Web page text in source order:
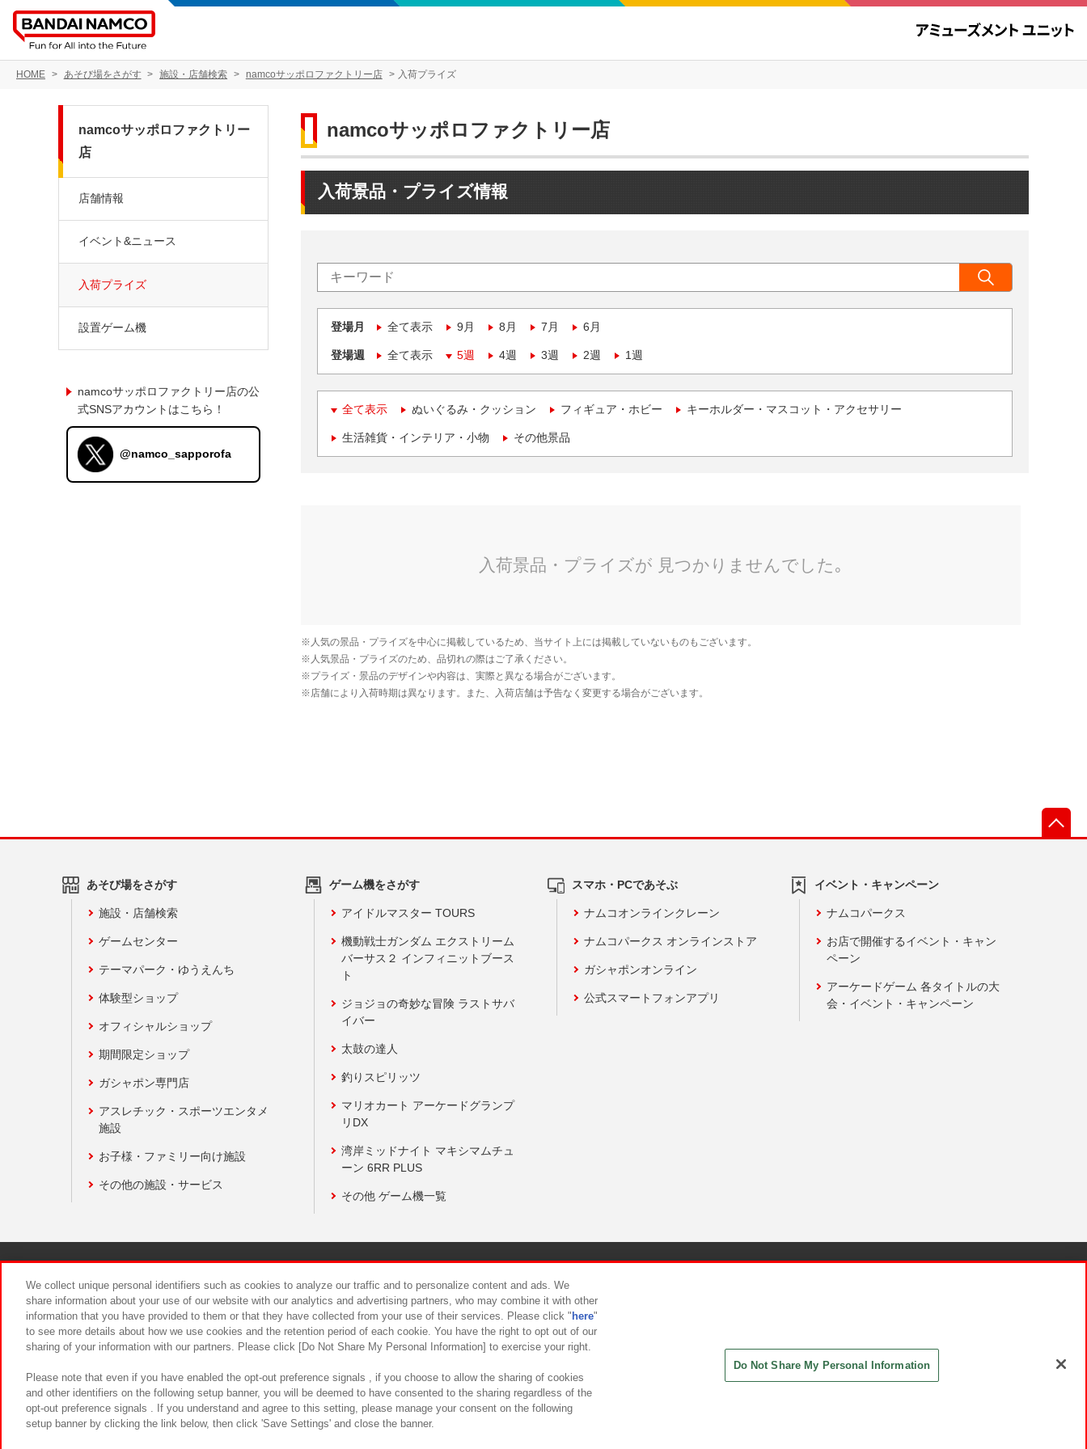
HOME あそび場をさがす 施設・店舗検索 namcoサッポロファクトリー店 入荷プライズ
namcoサッポロファクトリー店
入荷景品・プライズ情報
登場月 全て表示 9月 8月 7月 6月
登場週 全て表示 5週 4週 3週 2週 1週
全て表示 ぬいぐるみ・クッション フィギュア・ホビー キーホルダー・マスコット・アクセサリー
生活雑貨・インテリア・小物 その他景品
namcoサッポロファクトリー
店
店舗情報
イベント&ニュース
入荷プライズ
設置ゲーム機
namcoサッポロファクトリー店の公
式SNSアカウントはこちら！
@namco_sapporofa
あそび場をさがす
施設・店舗検索
ゲームセンター
テーマパーク・ゆうえんち
体験型ショップ
オフィシャルショップ
期間限定ショップ
ガシャポン専門店
アスレチック・スポーツエンタメ
施設
お子様・ファミリー向け施設
その他の施設・サービス
ゲーム機をさがす
アイドルマスター TOURS
機動戦士ガンダム エクストリーム
バーサス２ インフィニットブース
ト
ジョジョの奇妙な冒険 ラストサバ
イバー
太鼓の達人
釣りスピリッツ
マリオカート アーケードグランプ
リDX
湾岸ミッドナイト マキシマムチュ
ーン 6RR PLUS
その他 ゲーム機一覧
スマホ・PCであそぶ
ナムコオンラインクレーン
ナムコパークス オンラインストア
ガシャポンオンライン
公式スマートフォンアプリ
イベント・キャンペーン
ナムコパークス
お店で開催するイベント・キャン
ペーン
アーケードゲーム 各タイトルの大
会・イベント・キャンペーン
食品のご提供について カスタマーハラスメント対応方針
We collect unique personal identifiers such as cookies to analyze our traffic and to personalize content and ads. We
share information about your use of our website with our analytics and advertising partners, who may combine it with other
information that you have provided to them or that they have collected from your use of their services. Please click " here"
to see more details about how we use cookies and the retention period of each cookie. You have the right to opt out of our
sharing of your information with our partners. Please click [Do Not Share My Personal Information] to exercise your right.
Please note that even if you have enabled the opt-out preference signals , if you choose to allow the sharing of cookies
and other identifiers on the following setup banner, you will be deemed to have consented to the sharing regardless of the
opt-out preference signals . If you understand and agree to this setting, please manage your consent on the following
setup banner by clicking the link below, then click 'Save Settings' and close the banner.
Do Not Share My Personal Information